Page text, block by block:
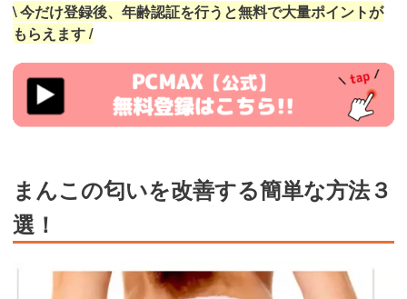
\ 今だけ登録後、年齢認証を行うと無料で大量ポイントが
もらえます /
https://pcmax.jp/lp/?
ad_id=rm327007
まんこの匂いを改善する簡単な方法３
選！